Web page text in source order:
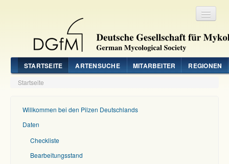
STARTSEITE ARTENSUCHE MITARBEITER REGIONEN
Startseite
Willkommen bei den Pilzen Deutschlands
Daten
Checkliste
Bearbeitungsstand